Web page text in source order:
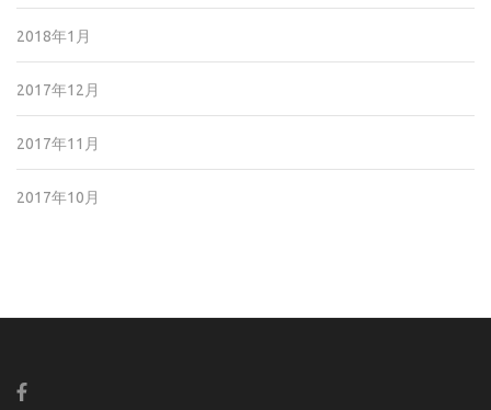
2018年1月
2017年12月
2017年11月
2017年10月